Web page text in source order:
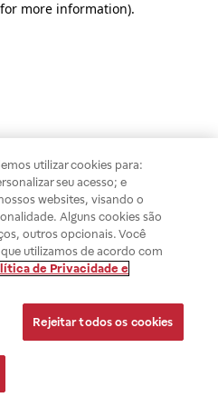
more information).
utilizar cookies para:
seu acesso; e
websites, visando o
Alguns cookies são
outros opcionais. Você
utilizamos de acordo com
de Privacidade e
Rejeitar todos os cookies